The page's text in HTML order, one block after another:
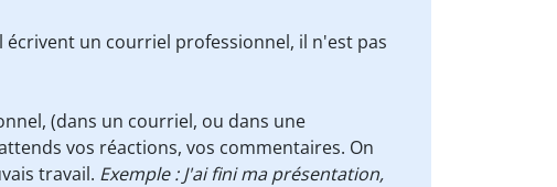
un courriel professionnel, il n'est pas
(dans un courriel, ou dans une
vos réactions, vos commentaires. On
travail. Exemple : J'ai fini ma présentation,